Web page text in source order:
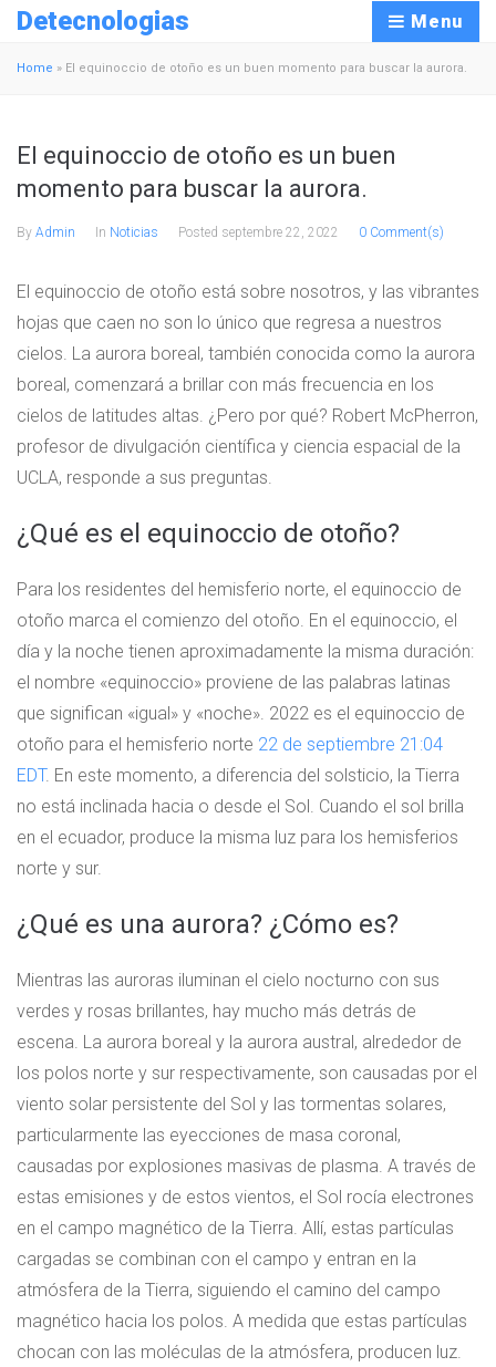
Detecnologias Menu
Home » El equinoccio de otoño es un buen momento para buscar la aurora.
El equinoccio de otoño es un buen
momento para buscar la aurora.
By Admin In Noticias Posted septembre 22, 2022 0 Comment(s)
El equinoccio de otoño está sobre nosotros, y las vibrantes
hojas que caen no son lo único que regresa a nuestros
cielos. La aurora boreal, también conocida como la aurora
boreal, comenzará a brillar con más frecuencia en los
cielos de latitudes altas. ¿Pero por qué? Robert McPherron,
profesor de divulgación científica y ciencia espacial de la
UCLA, responde a sus preguntas.
¿Qué es el equinoccio de otoño?
Para los residentes del hemisferio norte, el equinoccio de
otoño marca el comienzo del otoño. En el equinoccio, el
día y la noche tienen aproximadamente la misma duración:
el nombre «equinoccio» proviene de las palabras latinas
que significan «igual» y «noche». 2022 es el equinoccio de
otoño para el hemisferio norte 22 de septiembre 21:04
EDT. En este momento, a diferencia del solsticio, la Tierra
no está inclinada hacia o desde el Sol. Cuando el sol brilla
en el ecuador, produce la misma luz para los hemisferios
norte y sur.
¿Qué es una aurora? ¿Cómo es?
Mientras las auroras iluminan el cielo nocturno con sus
verdes y rosas brillantes, hay mucho más detrás de
escena. La aurora boreal y la aurora austral, alrededor de
los polos norte y sur respectivamente, son causadas por el
viento solar persistente del Sol y las tormentas solares,
particularmente las eyecciones de masa coronal,
causadas por explosiones masivas de plasma. A través de
estas emisiones y de estos vientos, el Sol rocía electrones
en el campo magnético de la Tierra. Allí, estas partículas
cargadas se combinan con el campo y entran en la
atmósfera de la Tierra, siguiendo el camino del campo
magnético hacia los polos. A medida que estas partículas
chocan con las moléculas de la atmósfera, producen luz.